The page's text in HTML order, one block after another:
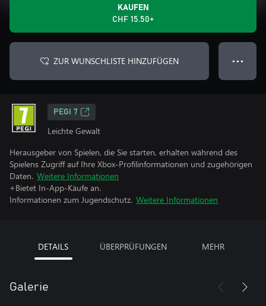
KAUFEN
CHF 15.50+
ZUR WUNSCHLISTE HINZUFÜGEN ● ● ●
PEGI 7
Leichte Gewalt
Herausgeber von Spielen, die Sie starten, erhalten während des
Spielens Zugriff auf Ihre Xbox-Profilinformationen und zugehörigen
Daten. Weitere Informationen
+Bietet In-App-Käufe an.
Informationen zum Jugendschutz. Weitere Informationen
DETAILS ÜBERPRÜFUNGEN MEHR
Galerie